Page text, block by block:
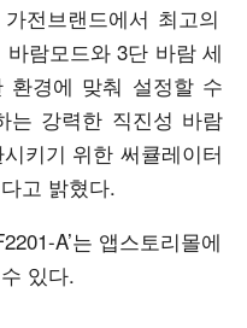
전브랜드에서 최고의
바람모드와3단 바람 세
환경에 맞춰 설정할 수
는 강력한 직진성 바람
키기 위한 써큘레이터
고 밝혔다.
A’는 앱스토리몰에
있다.